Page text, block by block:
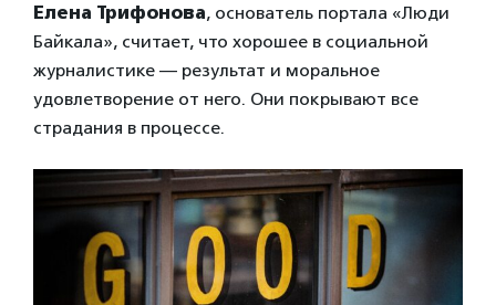
Елена Трифонова, основатель портала «Люди
Байкала», считает, что хорошее в социальной
журналистике — результат и моральное
удовлетворение от него. Они покрывают все
страдания в процессе.